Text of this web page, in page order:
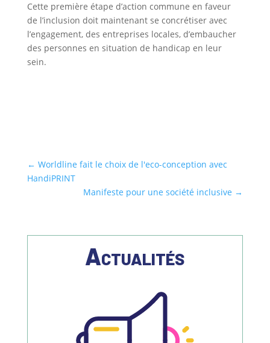
Cette première étape d’action commune en faveur
de l’inclusion doit maintenant se concrétiser avec
l’engagement, des entreprises locales, d’embaucher
des personnes en situation de handicap en leur
sein.
← Worldline fait le choix de l'eco-conception avec
HandiPRINT
Manifeste pour une société inclusive →
Actualités